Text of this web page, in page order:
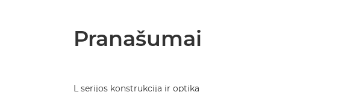
Pranašumai
L serijos konstrukcija ir optika